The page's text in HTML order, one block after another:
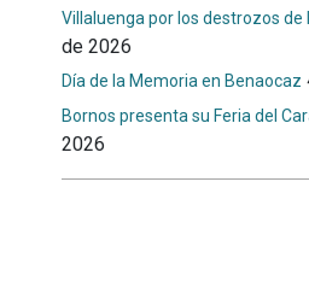
Villaluenga por los destrozos de
de 2026
Día de la Memoria en Benaocaz
Bornos presenta su Feria del
2026